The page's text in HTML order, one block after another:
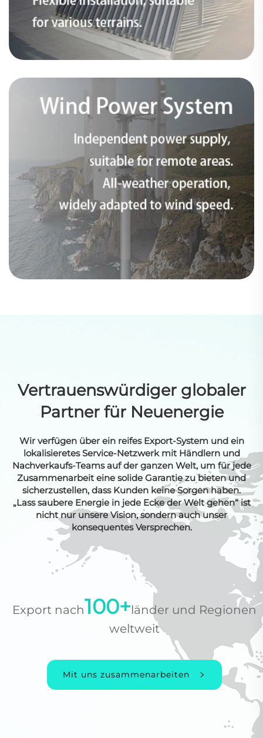
Vertrauenswürdiger globaler
Partner für Neuenergie
Wir verfügen über ein reifes Export-System und ein
lokalisieretes Service-Netzwerk mit Händlern und
Nachverkaufs-Teams auf der ganzen Welt, um für jede
Zusammenarbeit eine solide Garantie zu bieten und
sicherzustellen, dass Kunden keine Sorgen haben.
„Lass saubere Energie in jede Ecke der Welt gehen“ ist
nicht nur unsere Vision, sondern auch unser
konsequentes Versprechen.
Export nach100+länder und Regionen
weltweit
Mit uns zusammenarbeiten